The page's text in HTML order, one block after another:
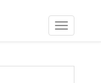
Toggle